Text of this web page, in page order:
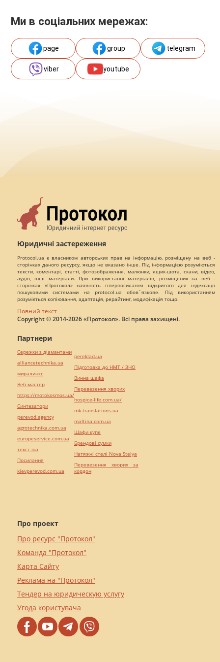
Ми в соціальних мережах:
page group telegram
viber youtube
Юридичні застереження
Protocol.ua є власником авторських прав на інформацію, розміщену на веб -
сторінках даного ресурсу, якщо не вказано інше. Під інформацією розуміються
тексти, коментарі, статті, фотозображення, малюнки, ящик-шота, скани, відео,
аудіо, інші матеріали. При використанні матеріалів, розміщених на веб -
сторінках «Протокол» наявність гіперпосилання відкритого для індексації
пошуковими системами на protocol.ua обов`язкове. Під використанням
розуміється копіювання, адаптація, рерайтинг, модифікація тощо.
Повний текст
Copyright © 2014-2026 «Протокол». Всі права захищені.
Про проект
Про ресурс "Протокол"
Команда "Протокол"
Карта Сайту
Реклама на "Протокол"
Тендер на юридическую услугу
Угода користувача
Партнери
Сережки з діамантами
alliancetechnika.ua
миралинкс
Веб мастер
https://motokosmos.ua/
Синтезатори
perevod.agency
agrotechnika.com.ua
europeservice.com.ua
текст юа
Посилання
kievperevod.com.ua
pereklad.ua
Підготовка до НМТ / ЗНО
Винна шафа
Перевезення хворих
hospice-life.com.ua/
mk-translations.ua
maltina.com.ua
Шафи купе
Брендові сумки
Натяжні стелі Nova Stelya
Перевезення хворих за
кордон